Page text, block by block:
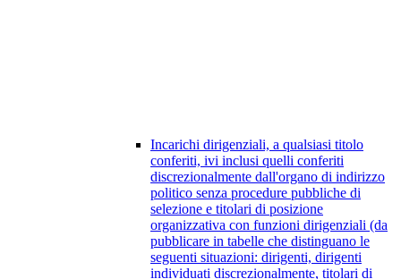
Incarichi dirigenziali, a qualsiasi titolo
conferiti, ivi inclusi quelli conferiti
discrezionalmente dall'organo di indirizzo
politico senza procedure pubbliche di
selezione e titolari di posizione
organizzativa con funzioni dirigenziali (da
pubblicare in tabelle che distinguano le
seguenti situazioni: dirigenti, dirigenti
individuati discrezionalmente, titolari di